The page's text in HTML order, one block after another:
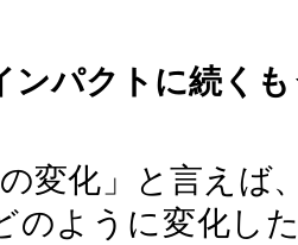
ンパクトに続く
の変化」と言えば
のように変化し